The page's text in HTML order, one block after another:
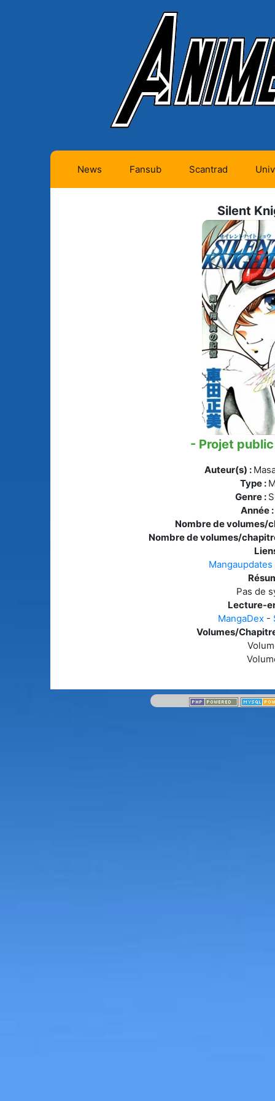
News Fansub
Animes en cours (1)
Animes terminés
Animes licenciés
Animes abandonnés
Tous les animes (604)
Scantrad
Mangas en cours
(Privés) (4)
Mangas en cours
(Publics) (11)
Mangas terminés
(Privés) (132)
Mangas terminés
(Publics) (88)
Mangas en pause
Mangas licenciés
Mangas
(0)
Tous les mangas
(273)
Silent
- Projet
Auteur(s) :
Type :
Genre :
Année :
Nombre de volumes/
Nombre de volumes/
Mangaupdates
Pas de
Lecture-
MangaDex-
Volumes/